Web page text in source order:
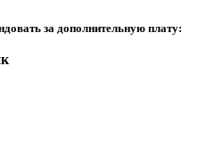
за дополнительную плату: